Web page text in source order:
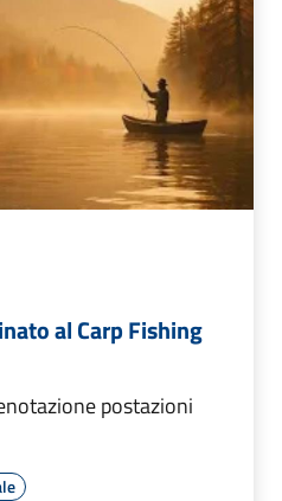
al Carp Fishing
postazioni